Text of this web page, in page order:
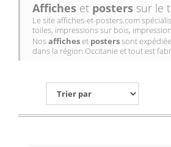
Affiches et posters sur le
Le site affiches-et-posters.com
toiles, impressions sur bois,
Nosafficheset posterssont
dans la région Occitanie et tout est